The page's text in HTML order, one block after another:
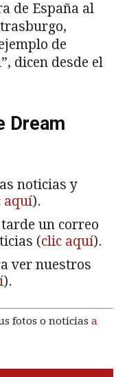
de España al
de
dicen desde el
Dream
noticias y
aquí).
tarde un correo
(clic aquí).
ver nuestros
).
fotos o noticias a